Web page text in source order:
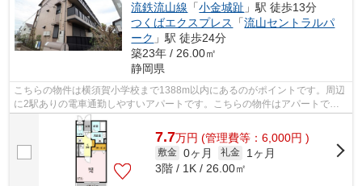
流鉄流山線 「小金城趾 」駅 徒歩13分
つくばエクスプレス
「流山セントラルパ
ーク 」駅 徒歩24分
築23年 / 26.00㎡
静岡県
こちらの物件は横須賀小学校まで1388m以内にあるのがポイントです。周辺
に2駅ありの電車通勤しやすいアパートです。こちらの物件はアパートで
す。駅近くに立地する物件で、徒歩13分程...
7.7万円 (管理費等：6,000円 )
敷金 0ヶ月 礼金
1ヶ月
3階 / 1K / 26.00㎡